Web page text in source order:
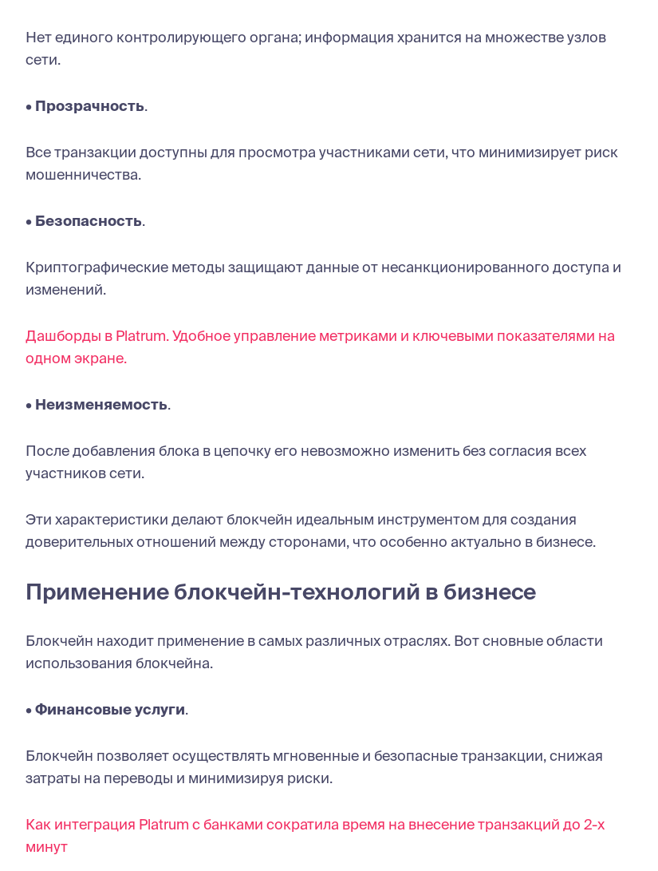
Нет единого контролирующего органа; информация хранится на множестве узлов
сети.
• Прозрачность.
Все транзакции доступны для просмотра участниками сети, что минимизирует риск
мошенничества.
• Безопасность.
Криптографические методы защищают данные от несанкционированного доступа и
изменений.
Дашборды в Platrum. Удобное управление метриками и ключевыми показателями на
одном экране.
• Неизменяемость.
После добавления блока в цепочку его невозможно изменить без согласия всех
участников сети.
Эти характеристики делают блокчейн идеальным инструментом для создания
доверительных отношений между сторонами, что особенно актуально в бизнесе.
Применение блокчейн-технологий в бизнесе
Блокчейн находит применение в самых различных отраслях. Вот сновные области
использования блокчейна.
•Финансовые услуги.
Блокчейн позволяет осуществлять мгновенные и безопасные транзакции, снижая
затраты на переводы и минимизируя риски.
Как интеграция Platrum с банками сократила время на внесение транзакций до 2-х
минут